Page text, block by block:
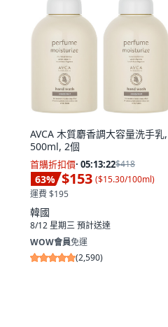
AVCA 木質麝香調大容量洗手乳,
500ml, 2個
首購折扣價· 05:13:21$418
63% $153 ($15.30/100ml)
運費 $195
韓國
8/12 星期三預計送達
WOW會員免運
(2,590)